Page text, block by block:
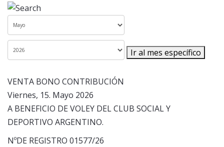
Ir al mes específico
VENTA BONO CONTRIBUCIÓN
Viernes, 15. Mayo 2026
A BENEFICIO DE VOLEY DEL CLUB SOCIAL Y
DEPORTIVO ARGENTINO.
NºDE REGISTRO 01577/26